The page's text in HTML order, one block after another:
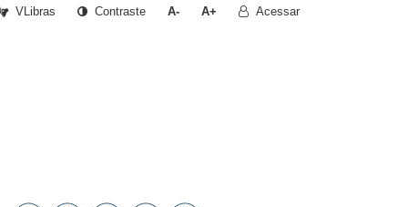
VLibras Contraste A- A+ Acessar